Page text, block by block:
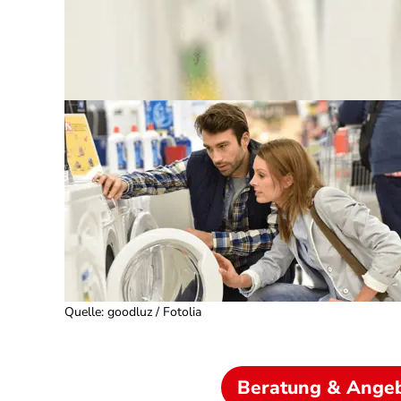
Quelle: goodluz / Fotolia
Beratung &